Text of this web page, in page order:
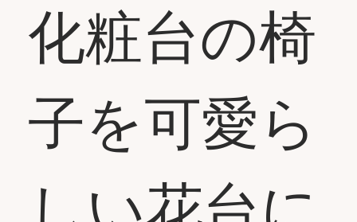
化粧台の椅
子を可愛ら